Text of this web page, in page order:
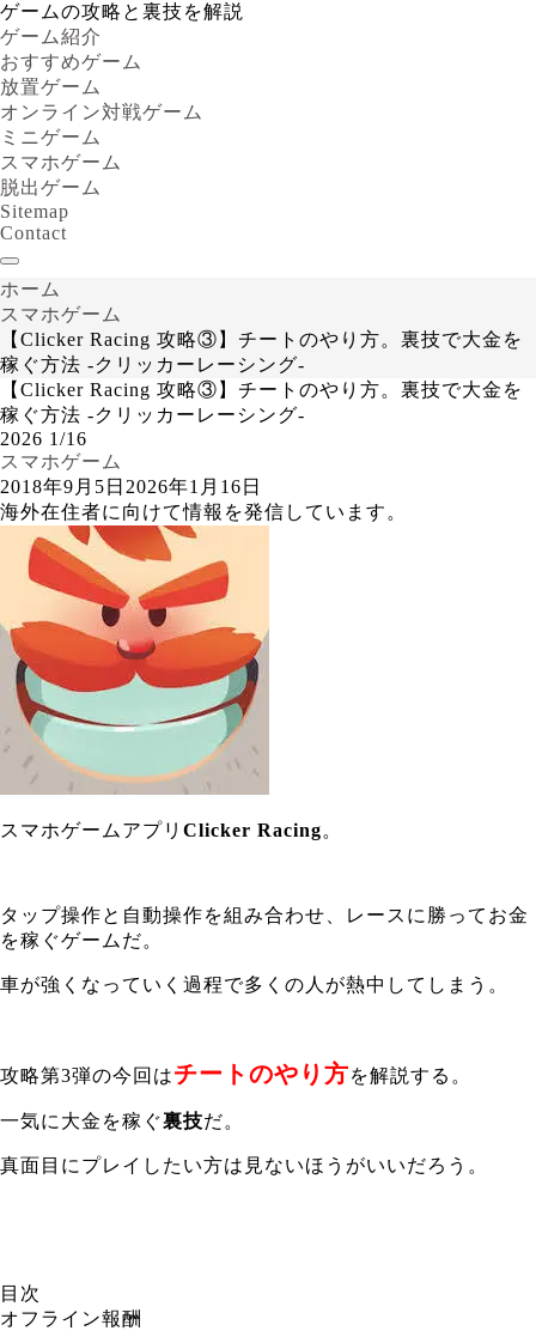
ゲームの攻略と裏技を解説
ゲーム紹介
おすすめゲーム
放置ゲーム
オンライン対戦ゲーム
ミニゲーム
スマホゲーム
脱出ゲーム
Sitemap
Contact
ホーム
スマホゲーム
【Clicker Racing 攻略③】チートのやり方。裏技で大金を
稼ぐ方法 -クリッカーレーシング-
【Clicker Racing 攻略③】チートのやり方。裏技で大金を
稼ぐ方法 -クリッカーレーシング-
2026 1/16
スマホゲーム
2018年9月5日 2026年1月16日
海外在住者に向けて情報を発信しています。
スマホゲームアプリ Clicker Racing。
タップ操作と自動操作を組み合わせ、レースに勝ってお金
を稼ぐゲームだ。
車が強くなっていく過程で多くの人が熱中してしまう。
攻略第3弾の今回はチートのやり方を解説する。
一気に大金を稼ぐ裏技だ。
真面目にプレイしたい方は見ないほうがいいだろう。
目次
オフライン報酬